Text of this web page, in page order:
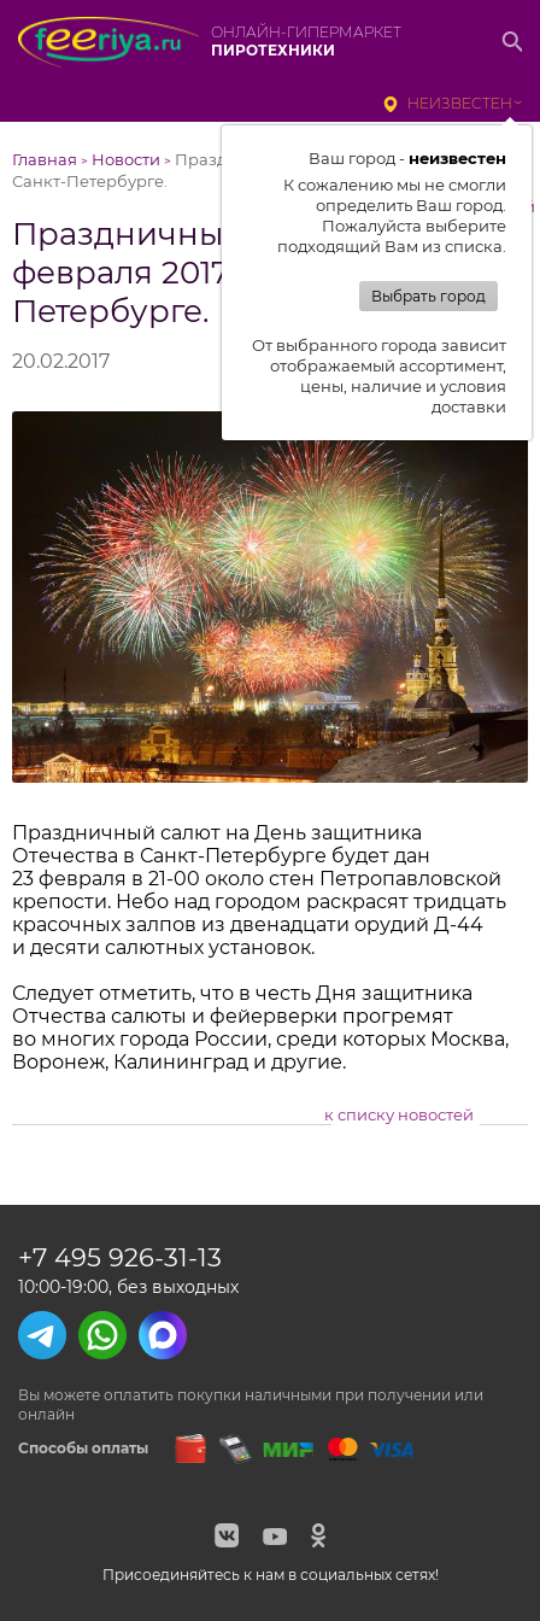
ОНЛАЙН-ГИПЕРМАРКЕТ
ПИРОТЕХНИКИ
НЕИЗВЕСТЕН
Ваш город - неизвестен
К сожалению мы не смогли
определить Ваш город.
Пожалуйста выберите
подходящий Вам из списка.
Выбрать город
От выбранного города зависит
отображаемый ассортимент,
цены, наличие и условия
доставки
Главная > Новости > Праздничный салют на 23 февраля 2017 в
Санкт-Петербурге.
Праздничный салют на 23
февраля 2017 в Санкт-
Петербурге.
к списку новостей
20.02.2017
Праздничный салют на День защитника
Отечества в Санкт-Петербурге будет дан
23 февраля в 21-00 около стен Петропавловской
крепости. Небо над городом раскрасят тридцать
красочных залпов из двенадцати орудий Д-44
и десяти салютных установок.
Следует отметить, что в честь Дня защитника
Отчества салюты и фейерверки прогремят
во многих города России, среди которых Москва,
Воронеж, Калининград и другие.
к списку новостей
Присоединяйтесь к нам в социальных сетях!
Способы оплаты
Вы можете оплатить покупки наличными при получении или
онлайн
+7 495 926-31-13
10:00-19:00, без выходных